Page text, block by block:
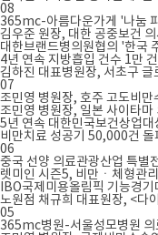
08
365mc-아름다운가게 '나눔
김우준 원장, 대한 공중보건
대한브랜드병의원협의 '한국
4년 연속 지방흡입 건수 1만
김하진 대표병원장, 서초구 글
07
조민영 병원장, 호주 고도비만
조민영 병원장, 일본 사이타마
5년 연속 대한민국보건상업대
비만치료 성공기 50,000건
06
중국 선양 의료관광산업 특별
렛미인 시즌5, 비만ㆍ체형관
IBO국제미용올림픽 기능경
노원점 채규희 대표원장, <다
05
365mc병원-서울성모병원 의